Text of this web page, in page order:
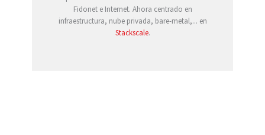
Fidonet e Internet. Ahora centrado en
infraestructura, nube privada, bare-metal,... en
Stackscale.